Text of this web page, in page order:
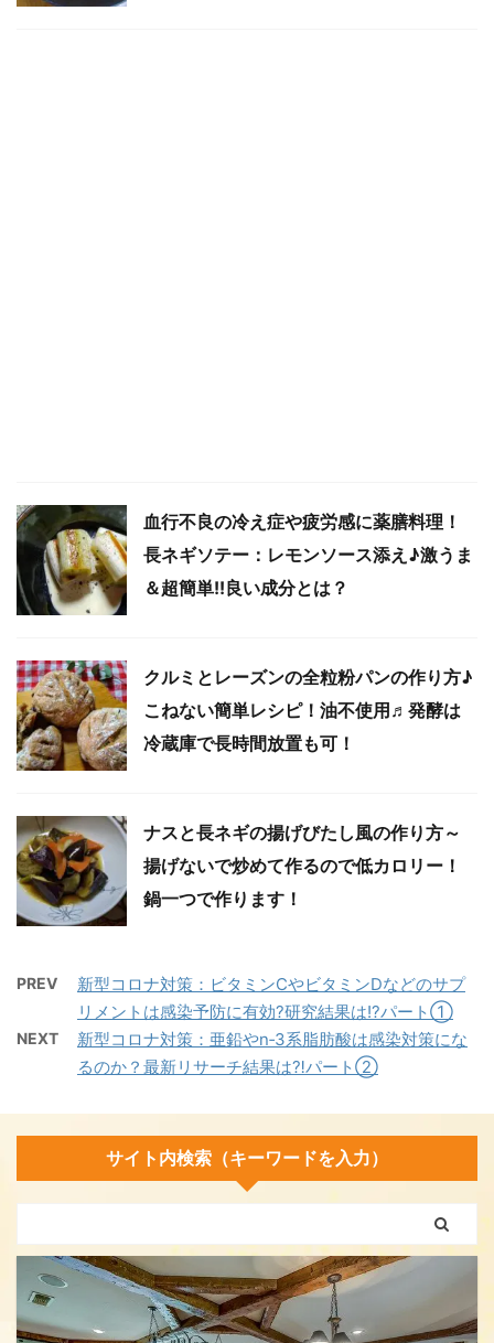
血行不良の冷え症や疲労感に薬膳料理！
長ネギソテー：レモンソース添え♪激うま
＆超簡単!!良い成分とは？
クルミとレーズンの全粒粉パンの作り方♪
こねない簡単レシピ！油不使用♬発酵は
冷蔵庫で長時間放置も可！
ナスと長ネギの揚げびたし風の作り方～
揚げないで炒めて作るので低カロリー！
鍋一つで作ります！
PREV
新型コロナ対策：ビタミンCやビタミンDなどのサプ
リメントは感染予防に有効?研究結果は!?パート①
NEXT
新型コロナ対策：亜鉛やn‐3系脂肪酸は感染対策にな
るのか？最新リサーチ結果は⁈パート②
サイト内検索（キーワードを入力）